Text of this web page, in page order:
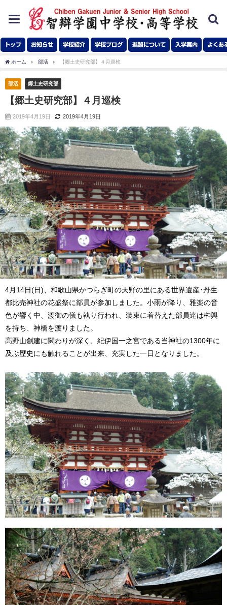
toggle
navigation
トップ お知らせ 学校紹介 学校ブログ 進路について 入学案内 よくあ
ホーム 部活 【郷土史研究部】４月巡検
部活 郷土史研究部
【郷土史研究部】４月巡検
2019年4月19日 2019年4月19日
4月14日(日)、和歌山県かつらぎ町の天野の里にある世界遺産･丹生
都比売神社の花盛祭に部員が参加しました。小雨が降り、雅楽の音
色が響く中、渡御の儀も執り行われ、装束に着替えた部員達は榊輿
を持ち、神橋を渡りました。
高野山創建に関わりが深く、紀伊国一之宮である当神社の1300年に
及ぶ歴史にも触れることが出来、充実した一日となりました。